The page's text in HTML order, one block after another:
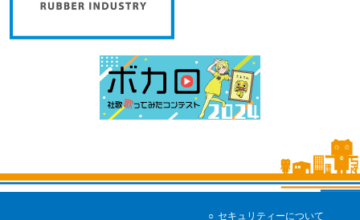
セキュリティーについて